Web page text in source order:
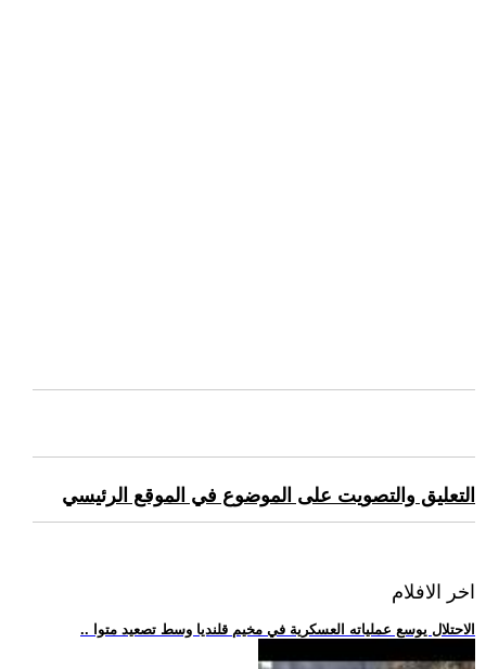
التعليق والتصويت على الموضوع في الموقع الرئيسي
اخر الافلام
.. الاحتلال يوسع عملياته العسكرية في مخيم قلنديا وسط تصعيد متوا